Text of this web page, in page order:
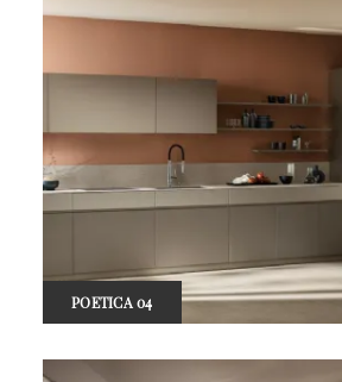
POETICA 04